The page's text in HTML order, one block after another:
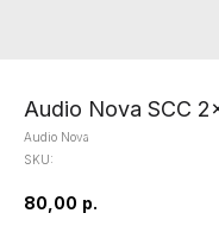
Audio Nova SCC
Audio Nova
SKU:
80,00 р.